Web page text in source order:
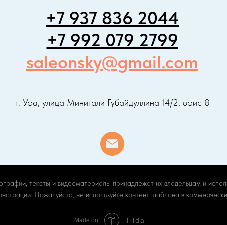
+7 937 836 2044
+7 992 079 2799
saleonsky@gmail.com
г. Уфа, улица Минигали Губайдуллина 14/2, офис 8
тексты и видеоматериалы принадлежат их владельцам и
Пожалуйста, не используйте контент шаблона в
Made on Tilda